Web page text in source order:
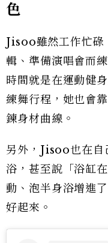
色
Jisoo雖然工作忙碌
輯、準備演唱會而
時間就是在運動健
練舞行程，她也會
鍊身材曲線。
另外，Jisoo也在
浴，甚至說「浴缸
動、泡半身浴增進
好起來。